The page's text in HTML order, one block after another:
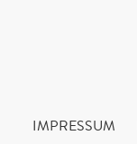
IMPRESSUM